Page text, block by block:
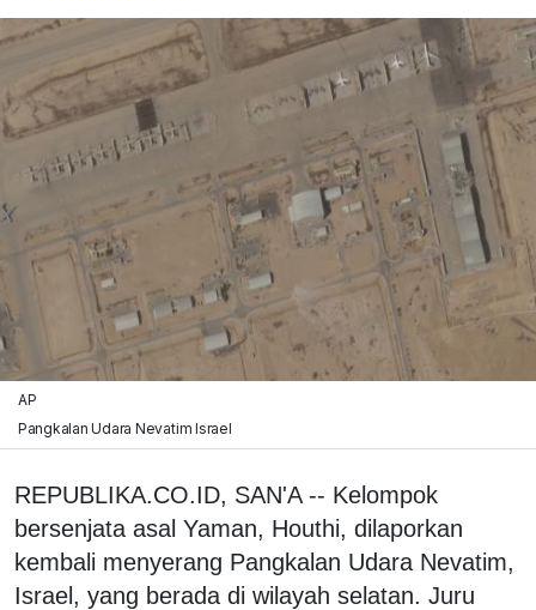
AP
Pangkalan Udara Nevatim Israel
REPUBLIKA.CO.ID, SAN'A -- Kelompok
bersenjata asal Yaman, Houthi, dilaporkan
kembali menyerang Pangkalan Udara Nevatim,
Israel, yang berada di wilayah selatan. Juru